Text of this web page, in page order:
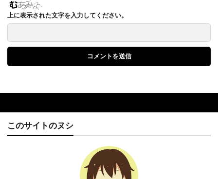
上に表示された文字を入力してください。
このサイトのヌシ